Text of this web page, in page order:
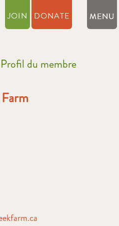
JOIN DONATE
du membre